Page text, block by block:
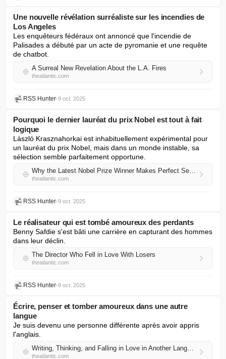
Une nouvelle révélation surréaliste sur les incendies de
Los Angeles
Les enquêteurs fédéraux ont annoncé que l'incendie de
Palisades a débuté par un acte de pyromanie et une requête
de chatbot.
A Surreal New Revelation About the L.A. Fires
theatlantic.com
RSS Hunter•9 oct. 2025
Pourquoi le dernier lauréat du prix Nobel est tout à fait
logique
László Krasznahorkai est inhabituellement expérimental pour
un lauréat du prix Nobel, mais dans un monde instable, sa
sélection semble parfaitement opportune.
Why the Latest Nobel Prize Winner Makes Perfect Sense
theatlantic.com
RSS Hunter•9 oct. 2025
Le réalisateur qui est tombé amoureux des perdants
Benny Safdie s'est bâti une carrière en capturant des hommes
dans leur déclin.
The Director Who Fell in Love With Losers
theatlantic.com
RSS Hunter•9 oct. 2025
Écrire, penser et tomber amoureux dans une autre
langue
Je suis devenu une personne différente après avoir appris
l'anglais.
Writing, Thinking, and Falling in Love in Another Language
theatlantic.com